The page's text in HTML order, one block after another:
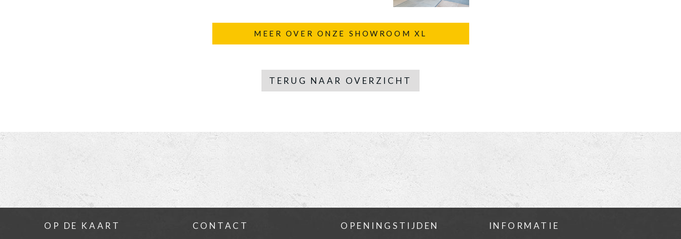
MEER OVER ONZE SHOWROOM XL
TERUG NAAR OVERZICHT
OP DE KAART CONTACT OPENINGSTIJDEN INFORMATIE